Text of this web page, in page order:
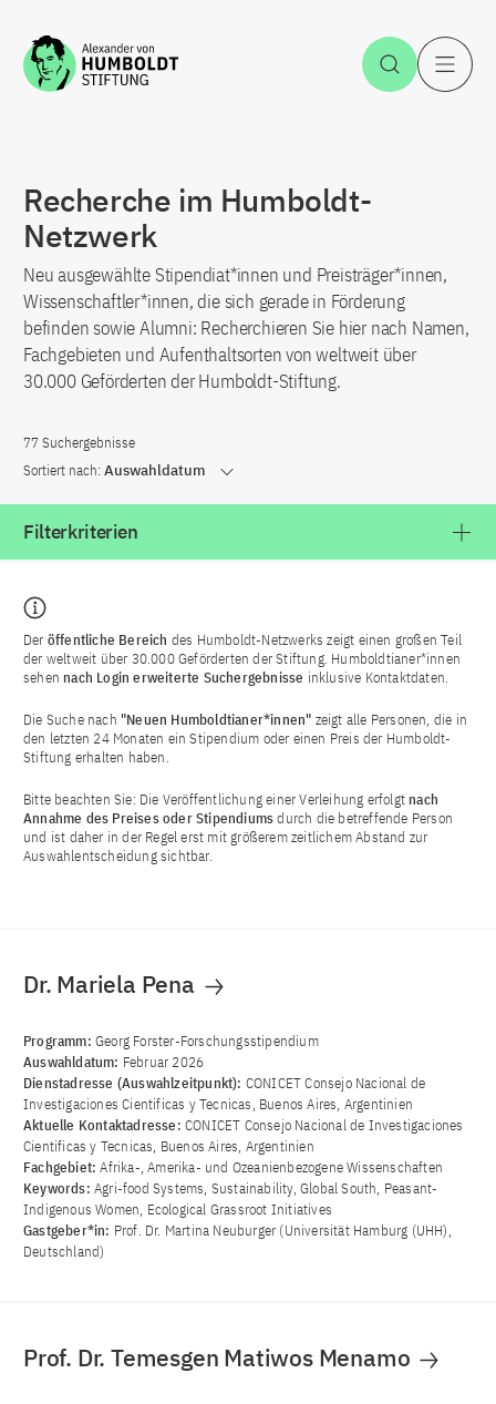
Zum Inhalt springen Suche
Recherche im Humboldt-
Netzwerk
Neu ausgewählte Stipendiat*innen und Preisträger*innen,
Wissenschaftler*innen, die sich gerade in Förderung
befinden sowie Alumni: Recherchieren Sie hier nach Namen,
Fachgebieten und Aufenthaltsorten von weltweit über
30.000 Geförderten der Humboldt-Stiftung.
77 Suchergebnisse
Sortiert nach: Auswahldatum
Filterkriterien
Der öffentliche Bereich des Humboldt-Netzwerks zeigt einen großen Teil
der weltweit über 30.000 Geförderten der Stiftung. Humboldtianer*innen
sehen nach Login erweiterte Suchergebnisse inklusive Kontaktdaten.
Die Suche nach "Neuen Humboldtianer*innen" zeigt alle Personen, die in
den letzten 24 Monaten ein Stipendium oder einen Preis der Humboldt-
Stiftung erhalten haben.
Bitte beachten Sie: Die Veröffentlichung einer Verleihung erfolgt nach
Annahme des Preises oder Stipendiumsdurch die betreffende Person
und ist daher in der Regel erst mit größerem zeitlichem Abstand zur
Auswahlentscheidung sichtbar.
Dr. Mariela Pena
Programm: Georg Forster-Forschungsstipendium
Auswahldatum: Februar 2026
Dienstadresse (Auswahlzeitpunkt): CONICET Consejo Nacional de
Investigaciones Cientificas y Tecnicas, Buenos Aires, Argentinien
Aktuelle Kontaktadresse: CONICET Consejo Nacional de Investigaciones
Cientificas y Tecnicas, Buenos Aires, Argentinien
Fachgebiet:Afrika-, Amerika- und Ozeanienbezogene Wissenschaften
Keywords: Agri-food Systems, Sustainability, Global South, Peasant-
Indigenous Women, Ecological Grassroot Initiatives
Gastgeber*in: Prof. Dr. Martina Neuburger (Universität Hamburg (UHH),
Deutschland)
Prof. Dr. Temesgen Matiwos Menamo